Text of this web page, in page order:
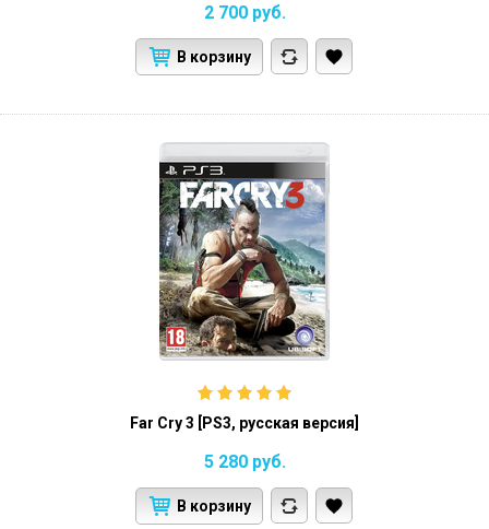
2 700 руб.
В корзину
Far Cry 3 [PS3, русская версия]
5 280 руб.
В корзину